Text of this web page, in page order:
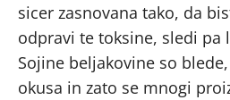
sicer zasnovana tako, da
odpravi te toksine, sledi pa
Sojine beljakovine so
okusa in zato se mnogi